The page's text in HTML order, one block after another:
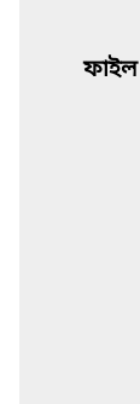
ফাইল